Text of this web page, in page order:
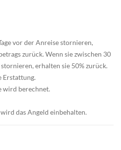
vor der Anreise stornieren,
zurück. Wenn sie zwischen 30
erhalten sie 50% zurück.
Erstattung.
wird berechnet.
das Angeld einbehalten.